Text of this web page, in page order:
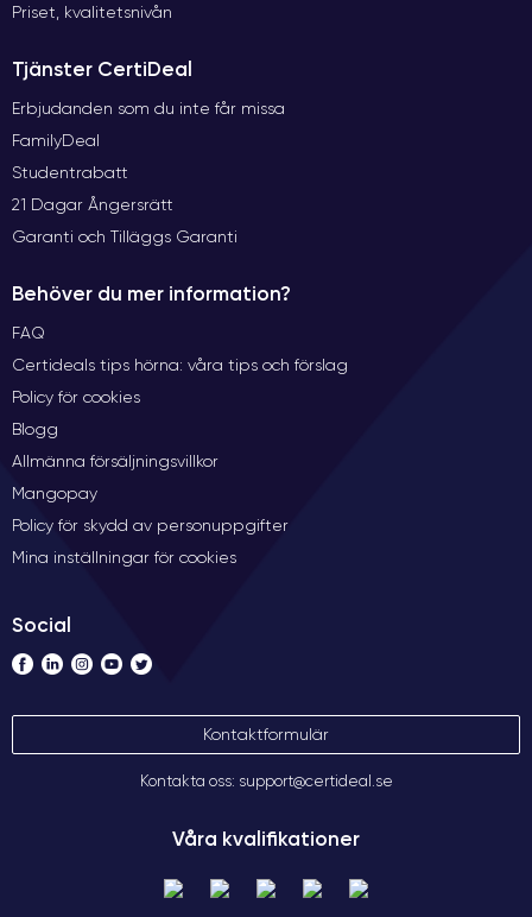
Priset, kvalitetsnivån
Tjänster CertiDeal
Erbjudanden som du inte får missa
FamilyDeal
Studentrabatt
21 Dagar Ångersrätt
Garanti och Tilläggs Garanti
Behöver du mer information?
FAQ
Certideals tips hörna: våra tips och förslag
Policy för cookies
Blogg
Allmänna försäljningsvillkor
Mangopay
Policy för skydd av personuppgifter
Mina inställningar för cookies
Social
Kontaktformulär
Kontakta oss: support@certideal.se
Våra kvalifikationer